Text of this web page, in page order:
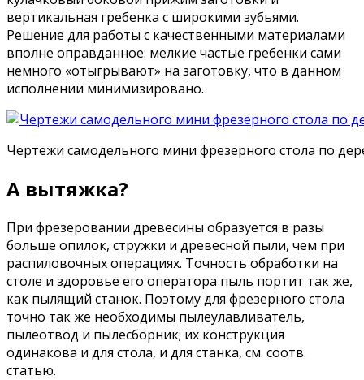
вертикальная гребенка с широкими зубьями.
Решение для работы с качественными материалами
вполне оправданное: мелкие частые гребенки сами
немного «отыгрывают» на заготовку, что в данном
исполнении минимизировано.
Чертежи самодельного мини фрезерного стола по
А вытяжка?
При фрезеровании древесины образуется в разы
больше опилок, стружки и древесной пыли, чем при
распиловочных операциях. Точность обработки на
столе и здоровье его оператора пыль портит так же,
как пылящий станок. Поэтому для фрезерного стола
точно так же необходимы пылеулавливатель,
пылеотвод и пылесборник; их конструкция
одинакова и для стола, и для станка, см. соотв.
статью.